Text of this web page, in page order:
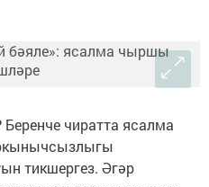
Беренче чиратта ясалма
тикшергез. Әгәр